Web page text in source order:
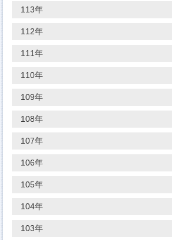
113年
112年
111年
110年
109年
108年
107年
106年
105年
104年
103年